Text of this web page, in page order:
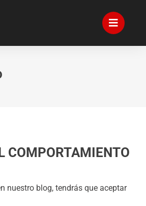
COMPORTAMIENTO
nuestro blog, tendrás que aceptar